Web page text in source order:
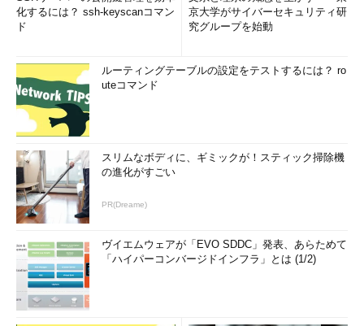
「Home」画面の構成
oost］ボタンをクリックすると実行できる。
［Boost］ボタンの下にある［Health check］ボタンをクリッ
クすると、一時ファイルの削除やアプリケーションごとのスター
化するには？ ssh-keyscanコマン
ド
京大学がサイバーセキュリティ研
究グループを始動
ルーティングテーブルの設定をテストするには？ ro
uteコマンド
スリムなボディに、ギミックが！スティック掃除機
の進化がすごい
PR(Dreame)
ヴイエムウェアが「EVO SDDC」発表、あらためて
「ハイパーコンバージドインフラ」とは (1/2)